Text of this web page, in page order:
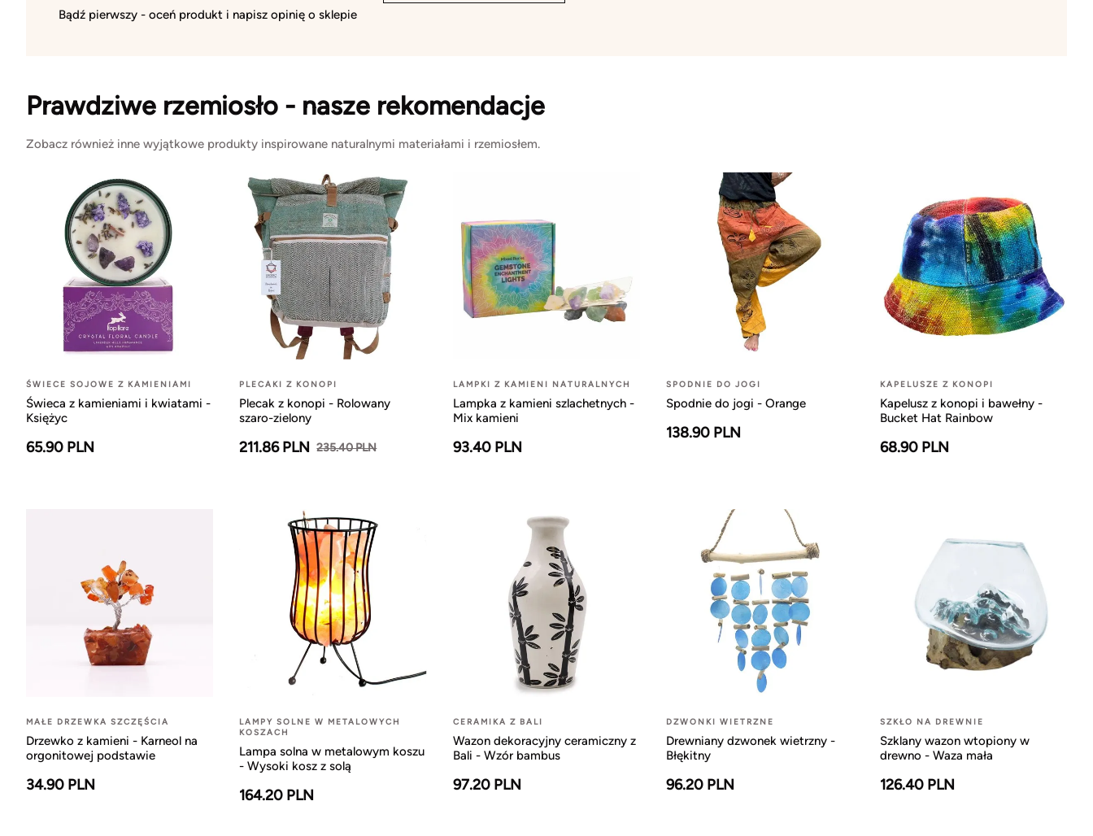
Bądź pierwszy - oceń produkt i napisz opinię o sklepie
Prawdziwe rzemiosło - nasze rekomendacje
Zobacz również inne wyjątkowe produkty inspirowane naturalnymi materiałami i rzemiosłem.
ŚWIECE SOJOWE Z KAMIENIAMI
Świeca z kamieniami i kwiatami -
Księżyc
65.90 PLN
PLECAKI Z KONOPI
Plecak z konopi - Rolowany
szaro-zielony
211.86 PLN 235.40 PLN
LAMPKI Z KAMIENI NATURALNYCH
Lampka z kamieni szlachetnych -
Mix kamieni
93.40 PLN
SPODNIE DO JOGI
Spodnie do jogi - Orange
138.90 PLN
KAPELUSZE Z KONOPI
Kapelusz z konopi i bawełny -
Bucket Hat Rainbow
68.90 PLN
MAŁE DRZEWKA SZCZĘŚCIA
Drzewko z kamieni - Karneol na
orgonitowej podstawie
34.90 PLN
LAMPY SOLNE W METALOWYCH
KOSZACH
Lampa solna w metalowym koszu
- Wysoki kosz z solą
164.20 PLN
CERAMIKA Z BALI
Wazon dekoracyjny ceramiczny z
Bali - Wzór bambus
97.20 PLN
DZWONKI WIETRZNE
Drewniany dzwonek wietrzny -
Błękitny
96.20 PLN
SZKŁO NA DREWNIE
Szklany wazon wtopiony w
drewno - Waza mała
126.40 PLN